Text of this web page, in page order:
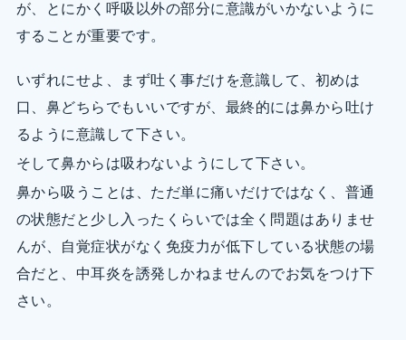
が、とにかく呼吸以外の部分に意識がいかないように
することが重要です。
いずれにせよ、まず吐く事だけを意識して、初めは
口、鼻どちらでもいいですが、最終的には鼻から吐け
るように意識して下さい。
そして鼻からは吸わないようにして下さい。
鼻から吸うことは、ただ単に痛いだけではなく、普通
の状態だと少し入ったくらいでは全く問題はありませ
んが、自覚症状がなく免疫力が低下している状態の場
合だと、中耳炎を誘発しかねませんのでお気をつけ下
さい。